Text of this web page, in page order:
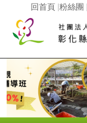
粉絲團
回首頁